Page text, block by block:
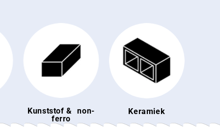
Kunststof & non-
ferro
Keramiek